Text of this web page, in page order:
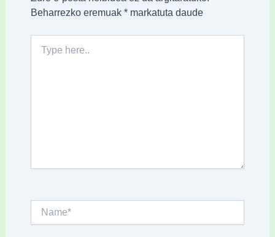
Beharrezko eremuak *markatuta daude
here..